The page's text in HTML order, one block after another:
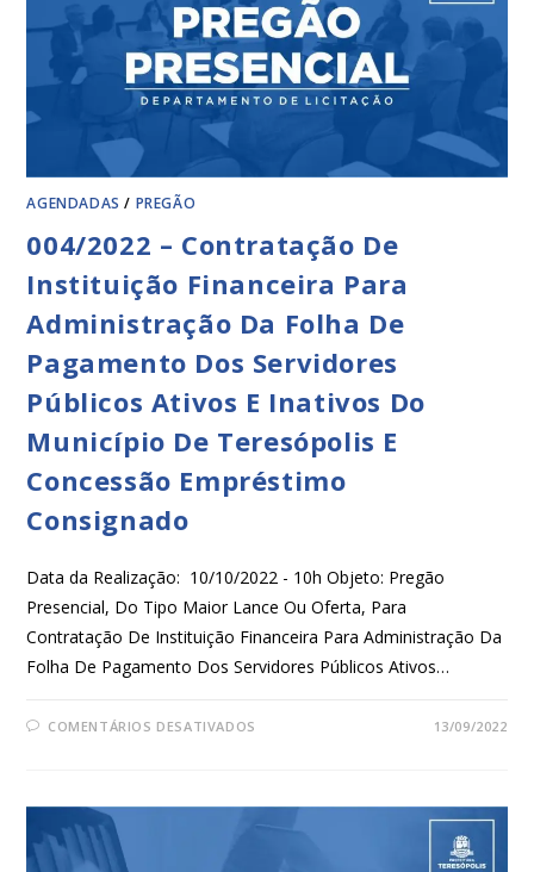
AGENDADAS / PREGÃO
004/2022 – Contratação De
Instituição Financeira Para
Administração Da Folha De
Pagamento Dos Servidores
Públicos Ativos E Inativos Do
Município De Teresópolis E
Concessão Empréstimo
Consignado
Data da Realização: 10/10/2022 - 10h Objeto: Pregão
Presencial, Do Tipo Maior Lance Ou Oferta, Para
Contratação De Instituição Financeira Para Administração Da
Folha De Pagamento Dos Servidores Públicos Ativos…
COMENTÁRIOS DESATIVADOS 13/09/2022